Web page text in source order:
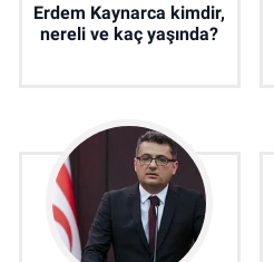
Erdem Kaynarca kimdir,
nereli ve kaç yaşında?